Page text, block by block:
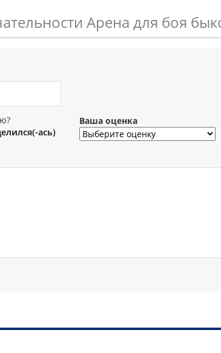
Арена для боя
ась)
Ваша оценка